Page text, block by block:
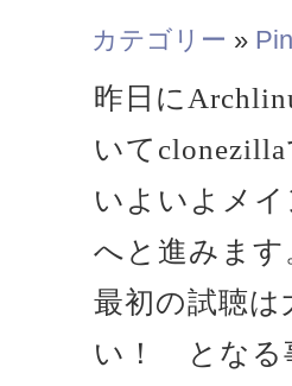
カテゴリー »
昨日に
いて
いよいよメ
へと進みます
最初の試聴
い！ となる